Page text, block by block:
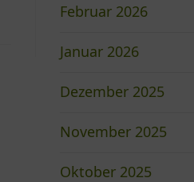
Februar 2026
Januar 2026
Dezember 2025
November 2025
Oktober 2025